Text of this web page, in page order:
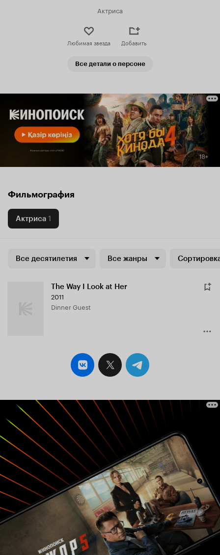
Актриса
Любимая звезда Добавить
Все детали о персоне
Фильмография
Актриса 1
Все десятилетия Все жанры
The Way I Look at Her
2011
Dinner Guest